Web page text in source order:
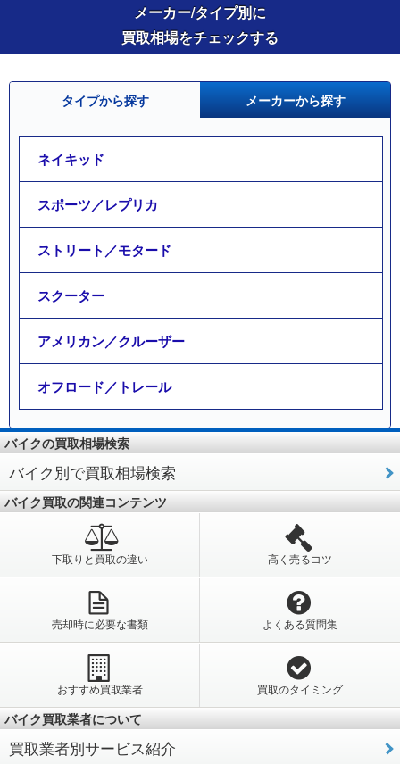
メーカー/タイプ別に
買取相場をチェックする
タイプから探す メーカーから探す
ネイキッド
スポーツ／レプリカ
ストリート／モタード
スクーター
アメリカン／クルーザー
オフロード／トレール
バイクの買取相場検索
バイク別で買取相場検索
バイク買取の関連コンテンツ
下取りと買取の違い 高く売るコツ
売却時に必要な書類 よくある質問集
おすすめ買取業者 買取のタイミング
バイク買取業者について
買取業者別サービス紹介